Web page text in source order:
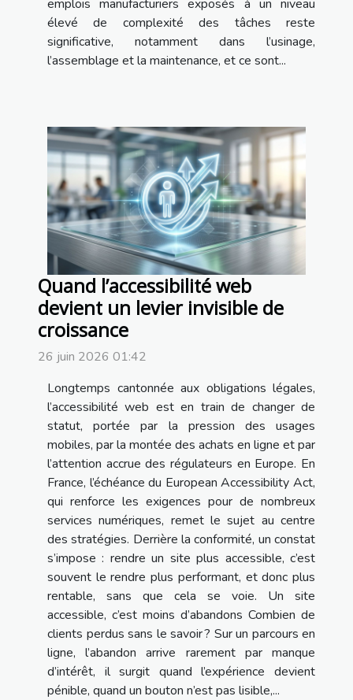
emplois manufacturiers exposés à un niveau
élevé de complexité des tâches reste
significative, notamment dans l’usinage,
l’assemblage et la maintenance, et ce sont...
Quand l’accessibilité web
devient un levier invisible de
croissance
26 juin 2026 01:42
Longtemps cantonnée aux obligations légales,
l’accessibilité web est en train de changer de
statut, portée par la pression des usages
mobiles, par la montée des achats en ligne et par
l’attention accrue des régulateurs en Europe. En
France, l’échéance du European Accessibility Act,
qui renforce les exigences pour de nombreux
services numériques, remet le sujet au centre
des stratégies. Derrière la conformité, un constat
s’impose : rendre un site plus accessible, c’est
souvent le rendre plus performant, et donc plus
rentable, sans que cela se voie. Un site
accessible, c’est moins d’abandons Combien de
clients perdus sans le savoir ? Sur un parcours en
ligne, l’abandon arrive rarement par manque
d’intérêt, il surgit quand l’expérience devient
pénible, quand un bouton n’est pas lisible,...